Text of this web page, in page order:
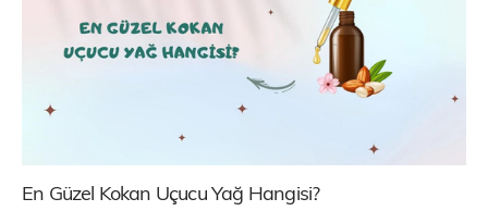
En Güzel Kokan Uçucu Yağ Hangisi?